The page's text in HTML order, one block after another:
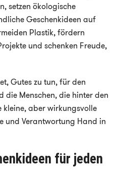
setzen ökologische
Geschenkideen auf
Plastik, fördern
und schenken Freude,
Gutes zu tun, für den
die Menschen, die hinter den
kleine, aber wirkungsvolle
und Verantwortung Hand in
für jeden